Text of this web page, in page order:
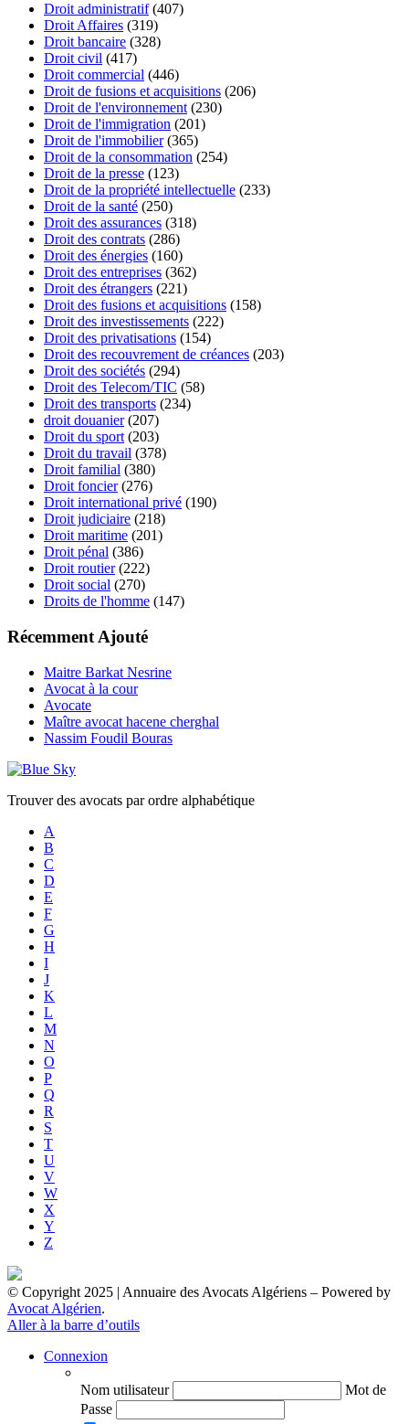
Droit administratif(407)
Droit Affaires (319)
Droit bancaire (328)
Droit civil (417)
Droit commercial (446)
Droit de fusions et acquisitions (206)
Droit de l'environnement (230)
Droit de l'immigration (201)
Droit de l'immobilier(365)
Droit de la consommation (254)
Droit de la presse (123)
Droit de la propriété intellectuelle (233)
Droit de la santé (250)
Droit des assurances (318)
Droit des contrats (286)
Droit des énergies (160)
Droit des entreprises (362)
Droit des étrangers (221)
Droit des fusions et acquisitions (158)
Droit des investissements (222)
Droit des privatisations (154)
Droit des recouvrement de créances (203)
Droit des sociétés (294)
Droit des Telecom/TIC (58)
Droit des transports (234)
droit douanier(207)
Droit du sport (203)
Droit du travail (378)
Droit familial (380)
Droit foncier(276)
Droit international privé (190)
Droit judiciaire (218)
Droit maritime (201)
Droit pénal (386)
Droit routier(222)
Droit social (270)
Droits de l'homme (147)
Récemment Ajouté
Maitre Barkat Nesrine
Avocat à la cour
Avocate
Maître avocat hacene cherghal
Nassim Foudil Bouras
Trouver des avocats par ordre alphabétique
A
B
C
D
E
F
G
H
I
J
K
L
M
N
O
P
Q
R
S
T
U
V
W
X
Y
Z
© Copyright 2025 | Annuaire des Avocats Algériens – Powered by
Avocat Algérien.
Aller à la barre d’outils
Connexion
Nom utilisateur
Mot de
Passe